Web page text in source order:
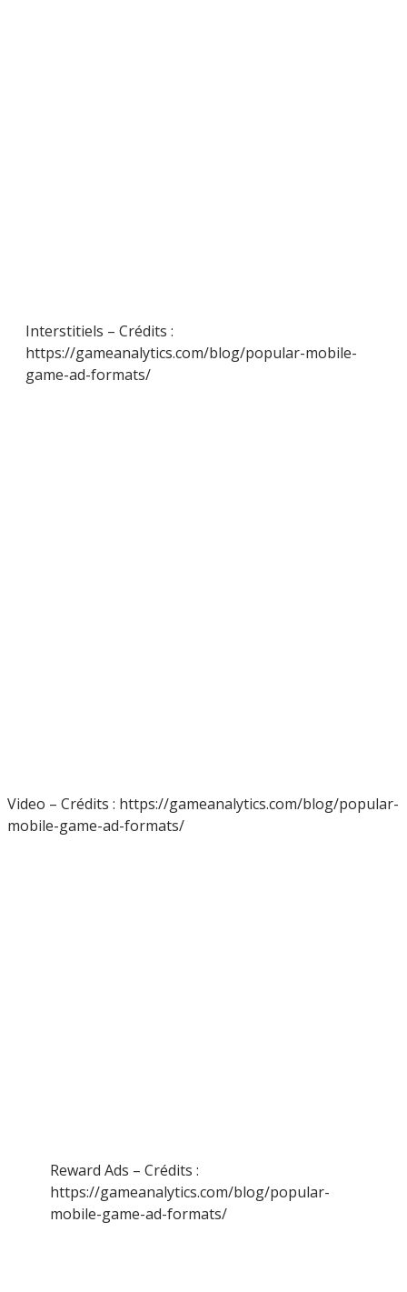
Interstitiels – Crédits :
https://gameanalytics.com/blog/popular-mobile-
game-ad-formats/
Video – Crédits : https://gameanalytics.com/blog/popular-
mobile-game-ad-formats/
Reward Ads – Crédits :
https://gameanalytics.com/blog/popular-
mobile-game-ad-formats/